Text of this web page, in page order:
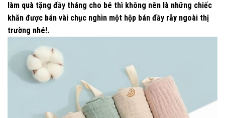
làm quà tặng đầy tháng cho bé thì không nên là những chiếc
khăn được bán vài chục nghìn một hộp bán đầy rẫy ngoài thị
trường nhé!.